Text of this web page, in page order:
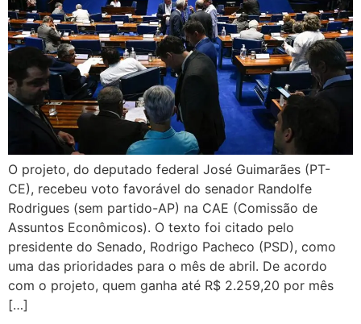
O projeto, do deputado federal José Guimarães (PT-
CE), recebeu voto favorável do senador Randolfe
Rodrigues (sem partido-AP) na CAE (Comissão de
Assuntos Econômicos). O texto foi citado pelo
presidente do Senado, Rodrigo Pacheco (PSD), como
uma das prioridades para o mês de abril. De acordo
com o projeto, quem ganha até R$ 2.259,20 por mês
[…]